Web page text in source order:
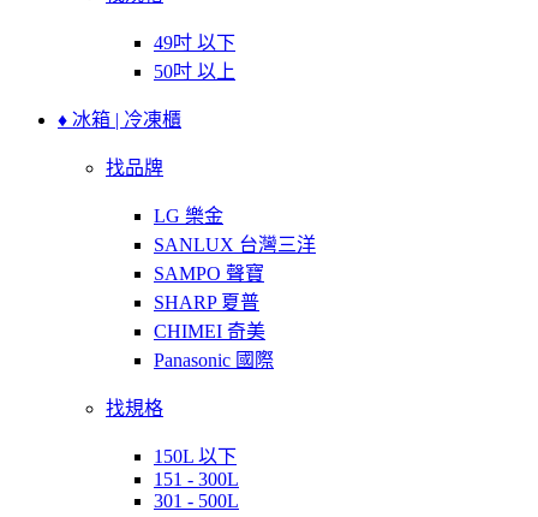
49吋 以下
50吋 以上
♦ 冰箱 | 冷凍櫃
找品牌
LG 樂金
SANLUX 台灣三洋
SAMPO 聲寶
SHARP 夏普
CHIMEI 奇美
Panasonic 國際
找規格
150L 以下
151 - 300L
301 - 500L